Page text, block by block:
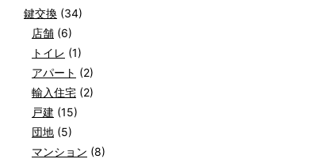
鍵交換 (34)
店舗 (6)
トイレ (1)
アパート (2)
輸入住宅 (2)
戸建 (15)
団地 (5)
マンション (8)